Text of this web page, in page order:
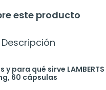
este producto
Descripción
y para qué sirve
60 cápsulas